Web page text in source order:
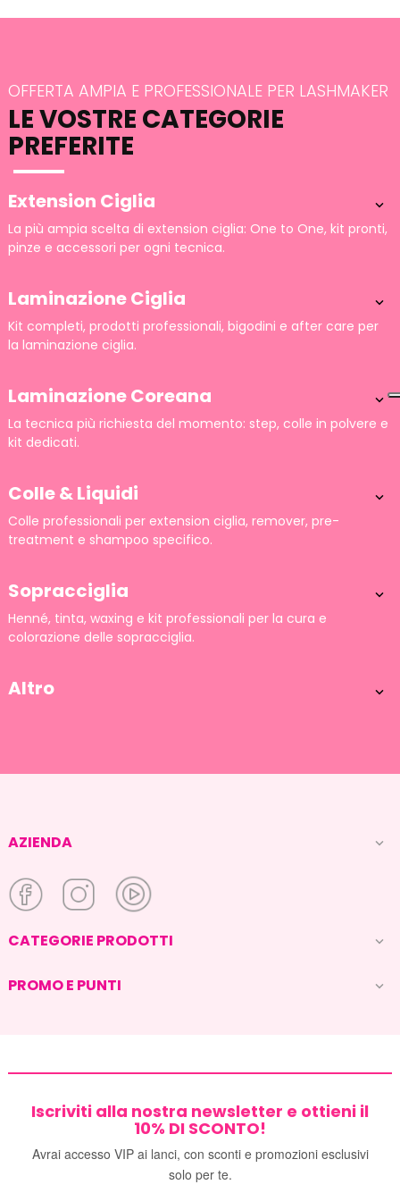
OFFERTA AMPIA E PROFESSIONALE PER LASHMAKER
LE VOSTRE CATEGORIE
PREFERITE
Extension Ciglia 
La più ampia scelta di extension ciglia: One to One, kit pronti,
pinze e accessori per ogni tecnica.
Laminazione Ciglia 
Kit completi, prodotti professionali, bigodini e after care per
la laminazione ciglia.
Laminazione Coreana 
La tecnica più richiesta del momento: step, colle in polvere e
kit dedicati.
Colle & Liquidi 
Colle professionali per extension ciglia, remover, pre-
treatment e shampoo specifico.
Sopracciglia 
Henné, tinta, waxing e kit professionali per la cura e
colorazione delle sopracciglia.
Altro 
AZIENDA 
CATEGORIE PRODOTTI 
PROMO E PUNTI 
Iscriviti alla nostra newsletter e ottieni il
10% DI SCONTO!
Avrai accesso VIP ai lanci, con sconti e promozioni esclusivi
solo per te.